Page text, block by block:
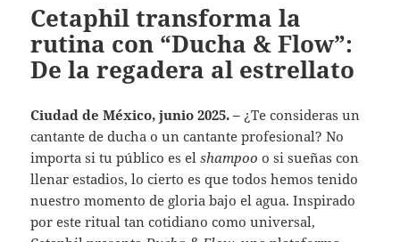
Cetaphil transforma la
rutina con “Ducha & Flow”:
De la regadera al estrellato
Ciudad de México, junio 2025. – ¿Te consideras un
cantante de ducha o un cantante profesional? No
importa si tu público es elshampooo si sueñas con
llenar estadios, lo cierto es que todos hemos tenido
nuestro momento de gloria bajo el agua. Inspirado
por este ritual tan cotidiano como universal,